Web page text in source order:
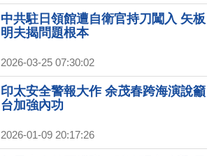
中共駐日領館遭自衛官持刀闖入 矢板
明夫揭問題根本
2026-03-25 07:30:02
印太安全警報大作 余茂春跨海演說籲
台加強內功
2026-01-09 20:17:26